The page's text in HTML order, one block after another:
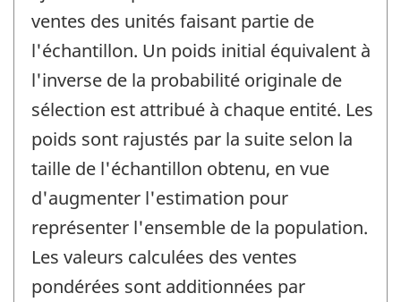
ventes des unités faisant partie de
l'échantillon. Un poids initial équivalent à
l'inverse de la probabilité originale de
sélection est attribué à chaque entité. Les
poids sont rajustés par la suite selon la
taille de l'échantillon obtenu, en vue
d'augmenter l'estimation pour
représenter l'ensemble de la population.
Les valeurs calculées des ventes
pondérées sont additionnées par